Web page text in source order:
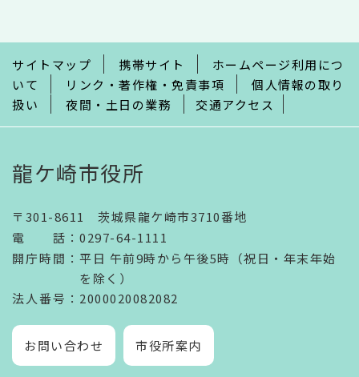
で
サイトマップ 携帯サイト
ホームページ利用につ
いて
リンク・著作権・免責事項
個人情報の取り
扱い
夜間・土日の業務 交通アクセス
龍ケ崎市役所
〒301-8611 茨城県龍ケ崎市3710番地
電話 ： 0297-64-1111
開庁時間 ： 平日 午前9時から午後5時（祝日・年末年始
を除く）
法人番号 ：2000020082082
お問い合わせ 市役所案内